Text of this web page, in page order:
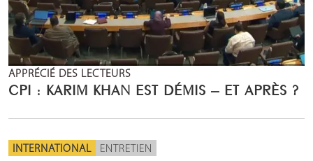
APPRÉCIÉ DES LECTEURS
CPI : KARIM KHAN EST DÉMIS – ET APRÈS ?
INTERNATIONAL ENTRETIEN